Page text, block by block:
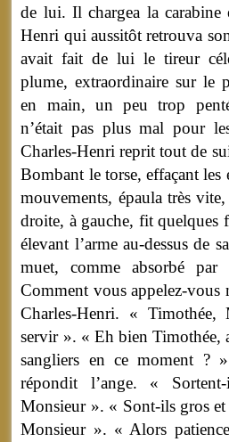
de lui. Il chargea la carabine
Henri qui aussitôt retrouva
avait fait de lui le tireur
plume, extraordinaire sur le
en main, un peu trop
n’était pas plus mal pour
Charles-Henri reprit tout de
Bombant le torse, effaçant
mouvements, épaula très
droite, à gauche, fit quelques
élevant l’arme au-dessus de
muet, comme absorbé
Comment vous appelez-vous
Charles-Henri. « Timothée,
servir ». « Eh bien Timothée,
sangliers en ce moment ?
répondit l’ange. «
Monsieur ». « Sont-ils gros
Monsieur ». « Alors